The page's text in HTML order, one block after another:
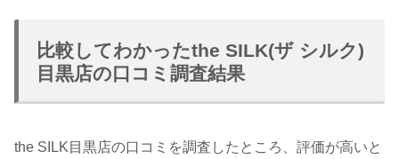
比較してわかったthe SILK(ザ シルク)
目黒店の口コミ調査結果
the SILK目黒店の口コミを調査したところ、評価が高いと